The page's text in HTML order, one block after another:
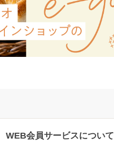
WEB会員サービスについて